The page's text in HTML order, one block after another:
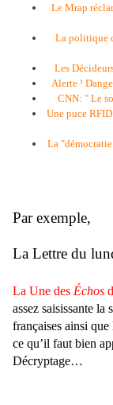
Le Mrap
La politique
Les
Alerte !
CNN: " Le
Une puce
La
Par exemple,
La Lettre du
La Une des Échos
assez saisissante la
françaises ainsi
ce qu’il faut bien
Décryptage…